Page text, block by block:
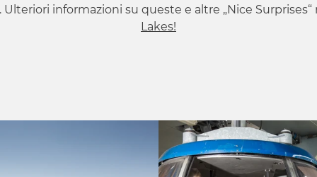
informazioni su queste e altre „Nice
Lakes!